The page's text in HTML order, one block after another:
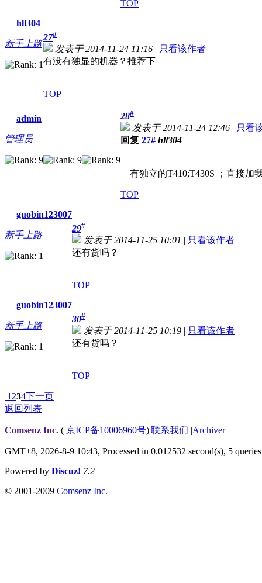
TOP
hll304
新手上路
27#
发表于 2014-11-24 11:16 | 只看该作者
有没有独显的机器？推荐下
TOP
admin
管理员
28#
发表于 2014-11-24 12:46 | 只看
回复 27# hll304
有独立的T410;T430S ；直接加
TOP
guobin123007
新手上路
29#
发表于 2014-11-25 10:01 | 只看该作者
还有货吗？
TOP
guobin123007
新手上路
30#
发表于 2014-11-25 10:19 | 只看该作者
还有货吗？
TOP
1 234下一页
返回列表
Comsenz Inc. ( 京ICP备10006960号)|联系我们 |Archiver
GMT+8, 2026-8-9 10:43, Processed in 0.012532 second(s), 5 queries
Powered by Discuz! 7.2
© 2001-2009 Comsenz Inc.